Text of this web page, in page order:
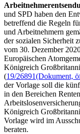
und SPD haben den
betreffend die Regeln
und Arbeitnehmern
der sozialen Sicherheit
vom 30. Dezember
Europäischen
Königreich
(19/26891(Dokument,
der Vorlage soll die
in den Bereichen
Königreich
Vorlage wird im
beraten.